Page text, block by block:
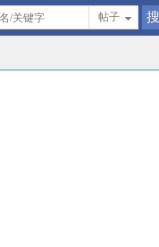
帖子